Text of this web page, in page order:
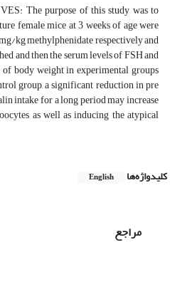
The purpose of this study was to
female mice at 3 weeks of age were
kg methylphenidate respectively and
and then the serum levels of FSH and
body weight in experimental groups
group, a significant reduction in pre
intake for a long period may increase
as well as inducing the atypical
کلیدواژه‌ها English
مراجع